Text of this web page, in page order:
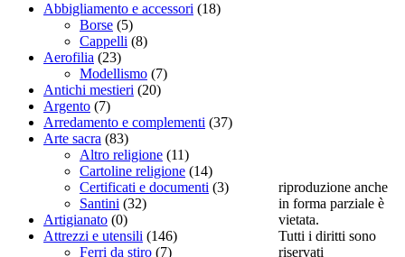
Abbigliamento e accessori (18)
Borse (5)
Cappelli (8)
Aerofilia (23)
Modellismo (7)
Antichi mestieri (20)
Argento (7)
Arredamento e complementi (37)
Arte sacra (83)
Altro religione (11)
Cartoline religione (14)
Certificati e documenti (3)
Santini (32)
Artigianato (0)
Attrezzi e utensili (146)
Ferri da stiro (7)
riproduzione anche
in forma parziale è
vietata.
Tutti i diritti sono
riservati